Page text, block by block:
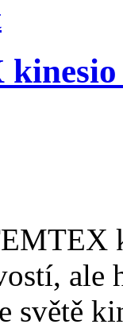
ale
světě